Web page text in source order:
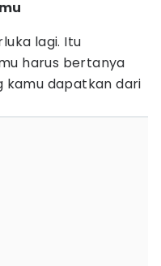
lagi. Itu
harus bertanya
kamu dapatkan dari